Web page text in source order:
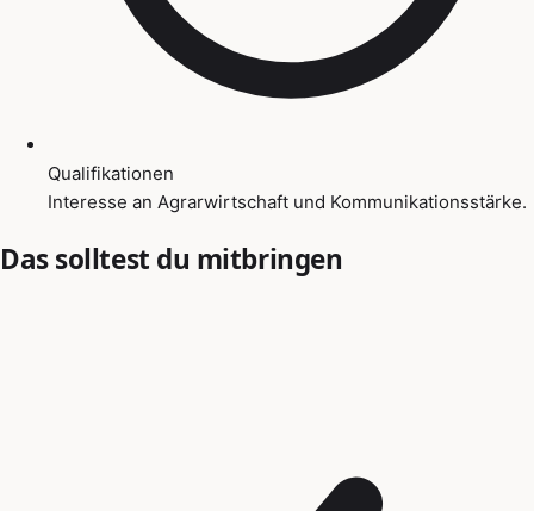
Qualifikationen
Interesse an Agrarwirtschaft und Kommunikationsstärke.
Das solltest du mitbringen